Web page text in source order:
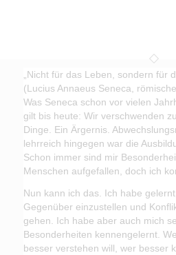
„Nicht für das Leben, sondern für
(Lucius Annaeus Seneca,
Was Seneca schon vor vielen
gilt bis heute: Wir verschwenden
Dinge. Ein Ärgernis.
lehrreich hingegen war die
Schon immer sind mir
Menschen aufgefallen, doch ich
Nun kann ich das. Ich habe
Gegenüber einzustellen und
gehen. Ich habe aber auch mich
Besonderheiten kennengelernt.
besser verstehen will, wer besser